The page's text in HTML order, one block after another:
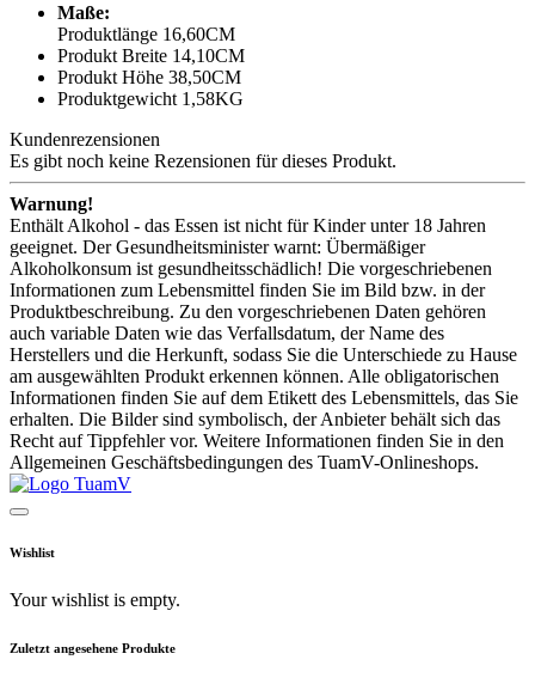
Maße:
Produktlänge 16,60CM
Produkt Breite 14,10CM
Produkt Höhe 38,50CM
Produktgewicht 1,58KG
Kundenrezensionen
Es gibt noch keine Rezensionen für dieses Produkt.
Warnung!
Enthält Alkohol - das Essen ist nicht für Kinder unter 18 Jahren
geeignet. Der Gesundheitsminister warnt: Übermäßiger
Alkoholkonsum ist gesundheitsschädlich! Die vorgeschriebenen
Informationen zum Lebensmittel finden Sie im Bild bzw. in der
Produktbeschreibung. Zu den vorgeschriebenen Daten gehören
auch variable Daten wie das Verfallsdatum, der Name des
Herstellers und die Herkunft, sodass Sie die Unterschiede zu Hause
am ausgewählten Produkt erkennen können. Alle obligatorischen
Informationen finden Sie auf dem Etikett des Lebensmittels, das Sie
erhalten. Die Bilder sind symbolisch, der Anbieter behält sich das
Recht auf Tippfehler vor. Weitere Informationen finden Sie in den
Allgemeinen Geschäftsbedingungen des TuamV-Onlineshops.
Wishlist
Your wishlist is empty.
Zuletzt angesehene Produkte